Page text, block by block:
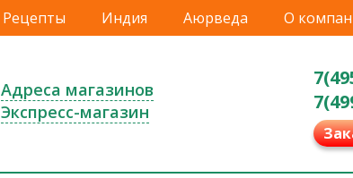
Рецепты Индия Аюрведа О
Адреса магазинов
Экспресс-магазин